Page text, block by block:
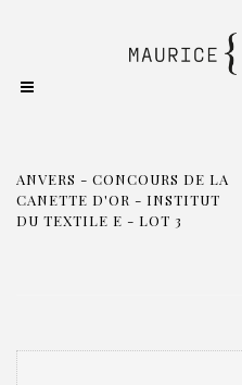
ANVERS - CONCOURS DE LA
CANETTE D'OR - INSTITUT
DU TEXTILE E - LOT 3